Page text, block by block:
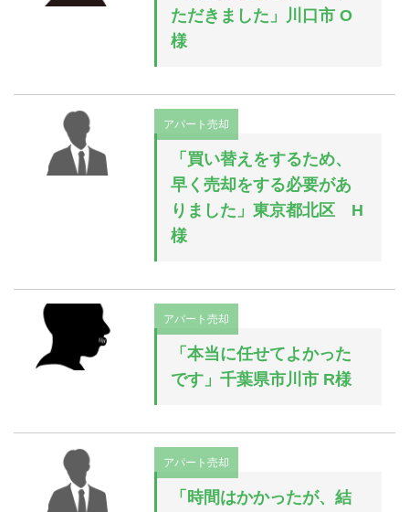
ただきました」川口市 O
様
アパート売却
「買い替えをするため、
早く売却をする必要があ
りました」東京都北区 H
様
アパート売却
「本当に任せてよかった
です」千葉県市川市 R様
アパート売却
「時間はかかったが、結